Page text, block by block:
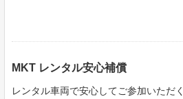
MKT レンタル安心補償
レンタル車両で安心してご参加いただ